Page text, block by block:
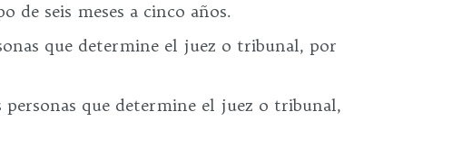
seis meses a cinco años.
que determine el juez o tribunal, por
que determine el juez o tribunal,